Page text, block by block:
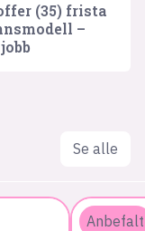
(35) frista
–
Se alle
Anbefalt